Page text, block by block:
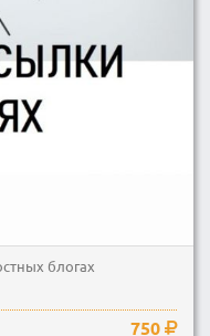
блогах
750